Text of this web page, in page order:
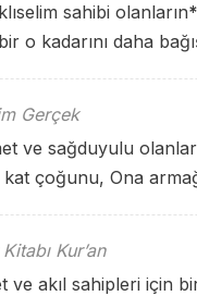
sahibi olanların*
o kadarını daha
Gerçek
ve sağduyulu
çoğunu, Ona
Kur’an
ve akıl sahipleri için